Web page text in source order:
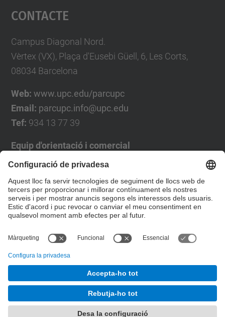
powered by
Contacte
Campus Diagonal Nord.
Vèrtex (VX), Plaça d'Eusebi Güell, 6, Les Corts,
08034 Barcelona
Web: www.upc.edu/parcupc
Email: parcupc.info@upc.edu
Tef: 934 13 77 39
Equip d'orientació i comercial
José Luís Grande
Tel. 93 4137194
jose.luis.grande@upc.edu
Formulari de contacte
Desenvolupat amb